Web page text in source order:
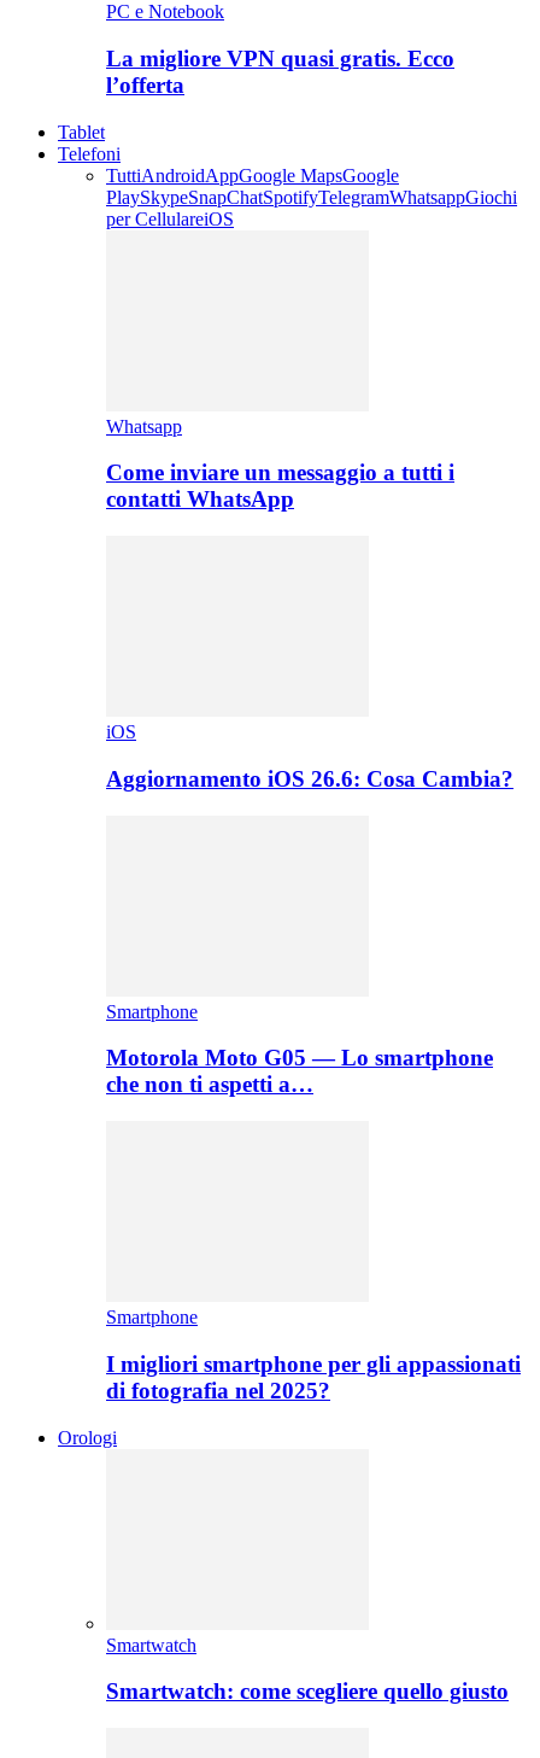
PC e Notebook
La migliore VPN quasi gratis. Ecco
l’offerta
Tablet
Telefoni
TuttiAndroidAppGoogle MapsGoogle
PlaySkypeSnapChatSpotifyTelegramWhatsappGiochi
per CellulareiOS
Whatsapp
Come inviare un messaggio a tutti i
contatti WhatsApp
iOS
Aggiornamento iOS 26.6: Cosa Cambia?
Smartphone
Motorola Moto G05 — Lo smartphone
che non ti aspetti a…
Smartphone
I migliori smartphone per gli appassionati
di fotografia nel 2025?
Orologi
Smartwatch
Smartwatch: come scegliere quello giusto